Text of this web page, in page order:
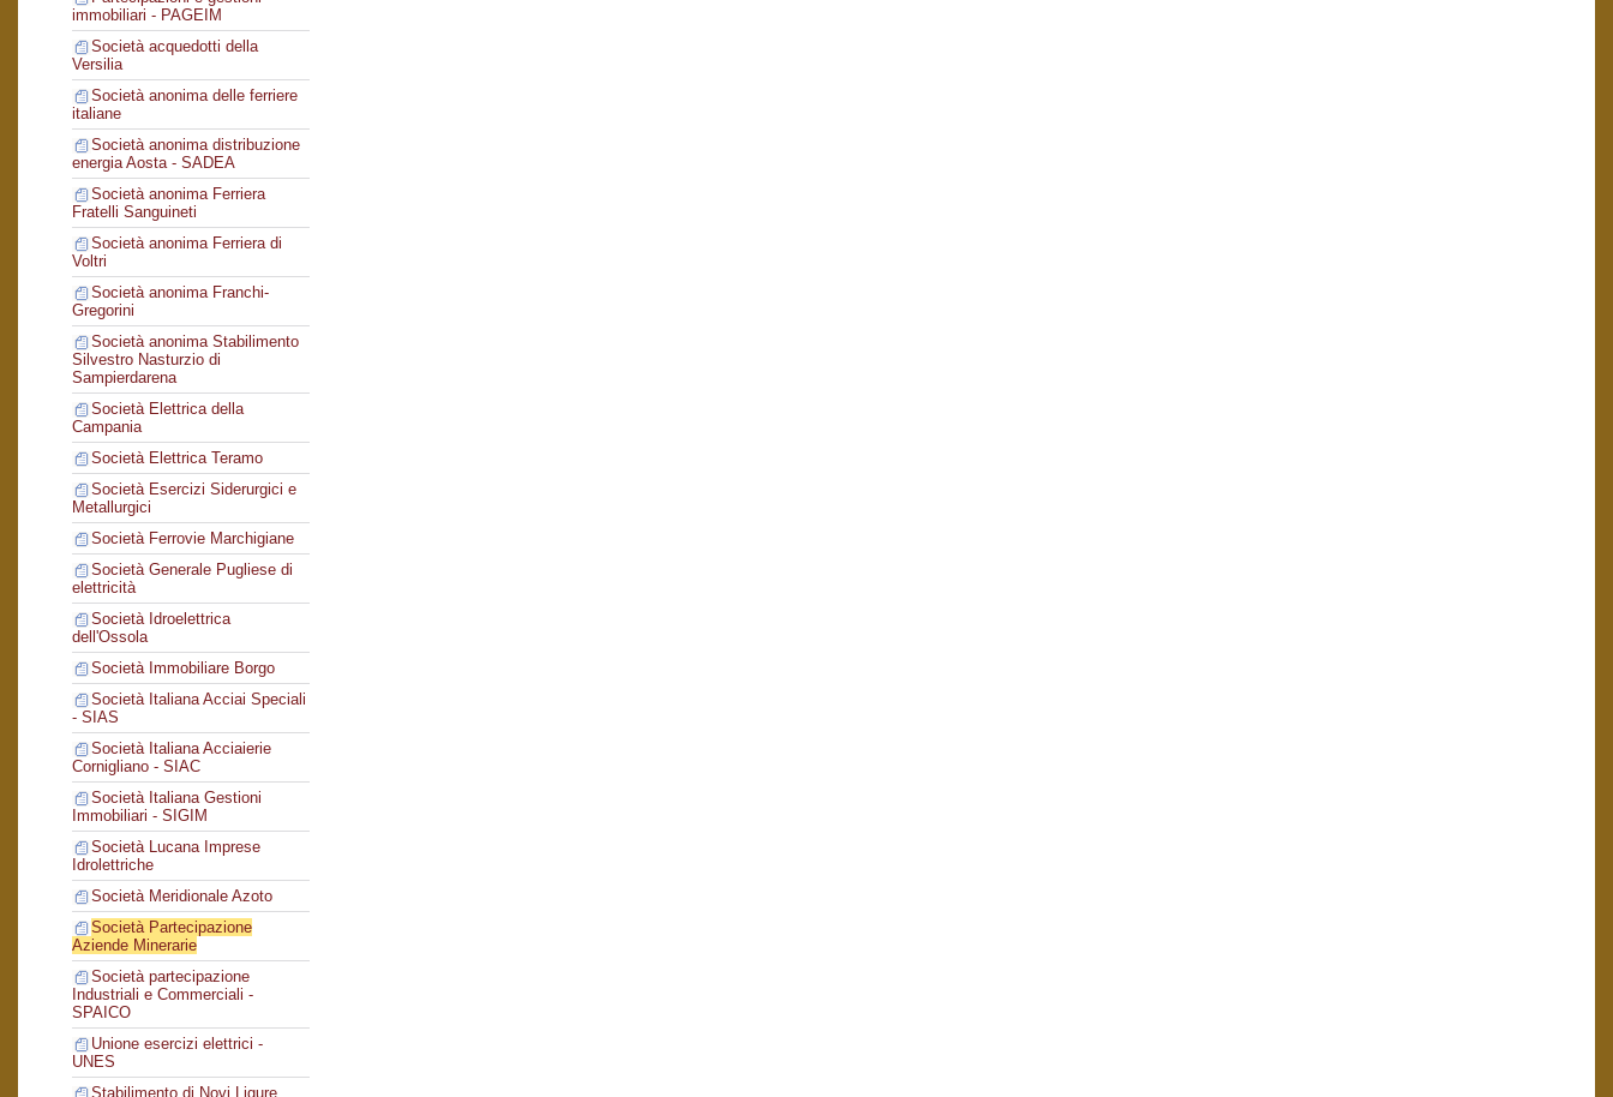
immobiliari - PAGEIM
Società acquedotti della
Versilia
Società anonima delle ferriere
italiane
Società anonima distribuzione
energia Aosta - SADEA
Società anonima Ferriera
Fratelli Sanguineti
Società anonima Ferriera di
Voltri
Società anonima Franchi-
Gregorini
Società anonima Stabilimento
Silvestro Nasturzio di
Sampierdarena
Società Elettrica della
Campania
Società Elettrica Teramo
Società Esercizi Siderurgici e
Metallurgici
Società Ferrovie Marchigiane
Società Generale Pugliese di
elettricità
Società Idroelettrica
dell'Ossola
Società Immobiliare Borgo
Società Italiana Acciai Speciali
- SIAS
Società Italiana Acciaierie
Cornigliano - SIAC
Società Italiana Gestioni
Immobiliari - SIGIM
Società Lucana Imprese
Idrolettriche
Società Meridionale Azoto
Società Partecipazione
Aziende Minerarie
Società partecipazione
Industriali e Commerciali -
SPAICO
Unione esercizi elettrici -
UNES
Stabilimento di Novi Ligure